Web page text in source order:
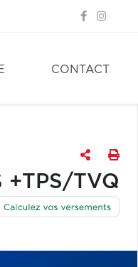
CONTACT
TVQ